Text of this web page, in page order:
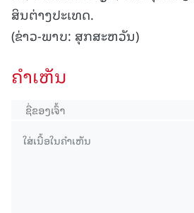
ສິນຕ່າງປະເທດ.
(ຂ່າວ-ພາບ: ສຸກສະຫວັນ)
ຄໍາເຫັນ